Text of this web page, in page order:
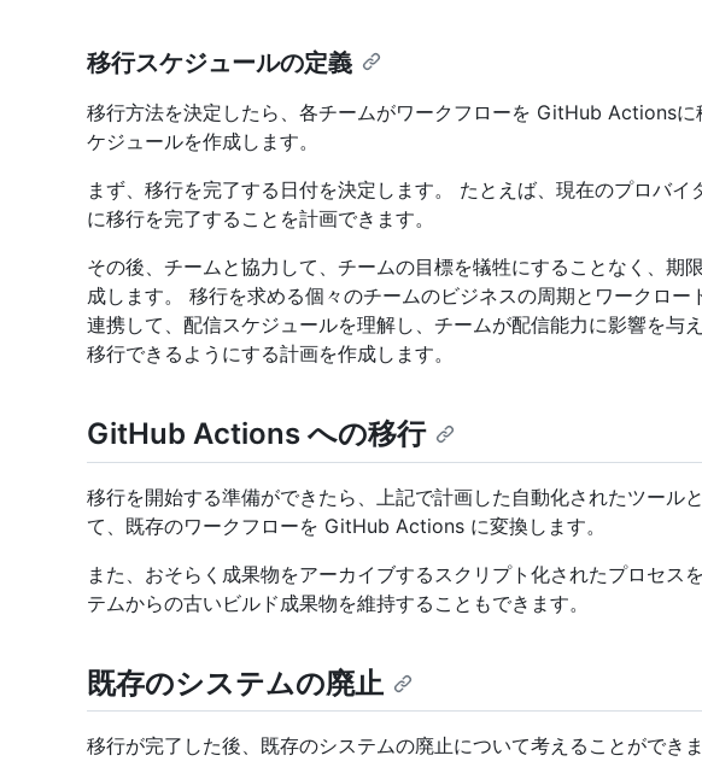
移行スケジュールの定義
移行方法を決定したら、各チームがワークフローを GitHub Actionsに
ケジュールを作成します。
まず、移行を完了する日付を決定します。 たとえば、現在のプロバイ
に移行を完了することを計画できます。
その後、チームと協力して、チームの目標を犠牲にすることなく、期
成します。 移行を求める個々のチームのビジネスの周期とワークロー
連携して、配信スケジュールを理解し、チームが配信能力に影響を与
移行できるようにする計画を作成します。
GitHub Actions への移行
移行を開始する準備ができたら、上記で計画した自動化されたツール
て、既存のワークフローを GitHub Actions に変換します。
また、おそらく成果物をアーカイブするスクリプト化されたプロセス
テムからの古いビルド成果物を維持することもできます。
既存のシステムの廃止
移行が完了した後、既存のシステムの廃止について考えることができま